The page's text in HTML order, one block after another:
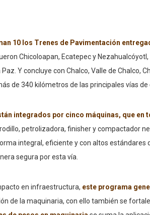
10 los Trenes de Pavimentación
Chicoloapan, Ecatepec y
Paz. Y concluye con Chalco, Valle de Chalco,
de 340 kilómetros de las principales vías de
integrados por cinco máquinas, que en
petrolizadora, finisher y compactador
integral, eficiente y con altos
segura por esta vía.
en infraestructura, este programa
de la maquinaria, con ello también se